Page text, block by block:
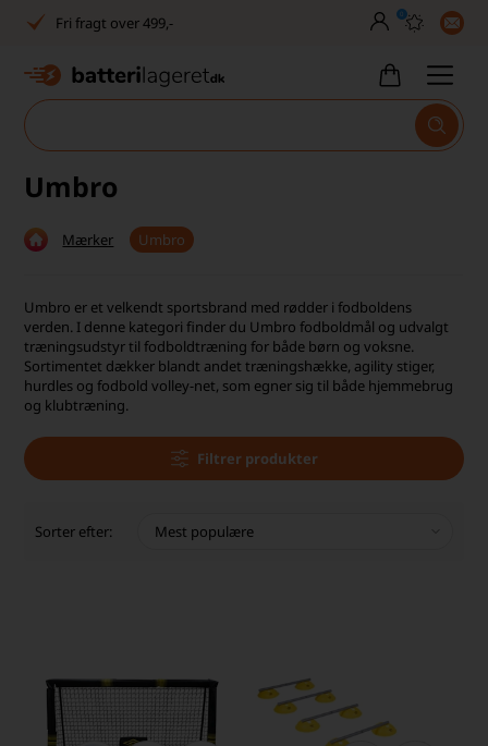
Fri fragt over 499,-
Dansk lager
Dag-til-dag levering
Dansk lager
30 dages returret
1040+ glade kunder på Trustpilot
0
Umbro
Mærker Umbro
Umbro er et velkendt sportsbrand med rødder i fodboldens
verden. I denne kategori finder du Umbro fodboldmål og udvalgt
træningsudstyr til fodboldtræning for både børn og voksne.
Sortimentet dækker blandt andet træningshække, agility stiger,
hurdles og fodbold volley-net, som egner sig til både hjemmebrug
og klubtræning.
Filtrer produkter
Sorter efter: